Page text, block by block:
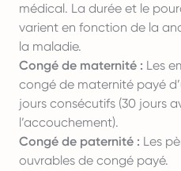
médical. La durée et le
varient en fonction de la
la maladie.
Congé de maternité : Les
congé de maternité payé
jours consécutifs (30 jours
l’accouchement).
Congé de paternité : Les
ouvrables de congé payé.